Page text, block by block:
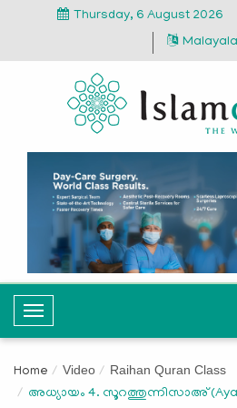
Thursday, 6 August 2026
T
o
g
l
Home Video Raihan Quran Class
അധ്യായം 4. സൂറത്തുന്നിസാഅ്